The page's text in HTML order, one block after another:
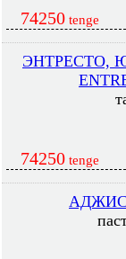
74250 tenge
ЭНТРЕСТО,
74250 tenge